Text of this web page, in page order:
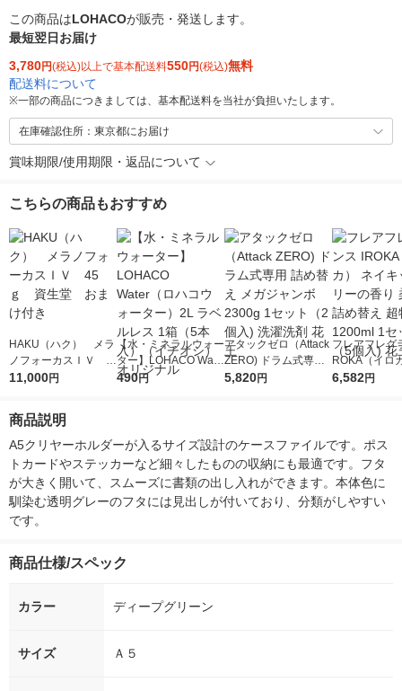
この商品はLOHACOが販売・発送します。
最短翌日お届け
3,780円(税込)以上で基本配送料550円(税込)無料
配送料について
※一部の商品につきましては、基本配送料を当社が負担いたします。
在庫確認住所：東京都にお届け
賞味期限/使用期限・返品について
こちらの商品もおすすめ
HAKU（ハク） メラ
ノフォーカスＩＶ 4
5ｇ 資生堂 おまけ
11,000円
【水・ミネラルウォー
ター】LOHACO Wate
r（ロハコウォータ
490円
アタックゼロ（Attack
ZERO) ドラム式専用
詰め替え メガジャン
5,820円
フレアフレグ
ROKA（イロ
イキッドリリ
6,582円
商品説明
A5クリヤーホルダーが入るサイズ設計のケースファイルです。ポス
トカードやステッカーなど細々したものの収納にも最適です。フタ
が大きく開いて、スムーズに書類の出し入れができます。本体色に
馴染む透明グレーのフタには見出しが付いており、分類がしやすい
です。
商品仕様/スペック
カラー ディープグリーン
サイズ Ａ５